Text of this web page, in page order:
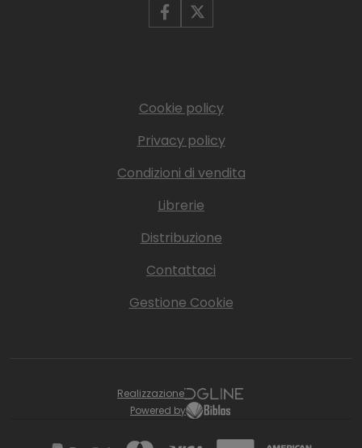
Cookie policy
Privacy policy
Condizioni di vendita
Librerie
Distribuzione
Contattaci
Gestione Cookie
Realizzazione
Powered by